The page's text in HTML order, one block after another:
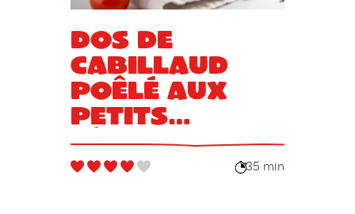
Dos de
cabillaud
poêlé aux
petits
légumes
35 min